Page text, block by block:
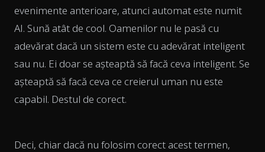
evenimente anterioare, atunci automat este numit
AI. Sună atât de cool. Oamenilor nu le pasă cu
adevărat dacă un sistem este cu adevărat inteligent
sau nu. Ei doar se așteaptă să facă ceva inteligent. Se
așteaptă să facă ceva ce creierul uman nu este
capabil. Destul de corect.
Deci, chiar dacă nu folosim corect acest termen,